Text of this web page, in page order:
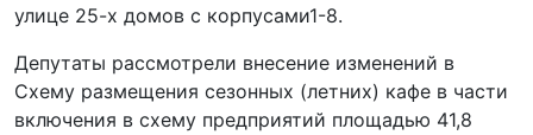
улице 25-х домов с корпусами1-8.
Депутаты рассмотрели внесение изменений в
Схему размещения сезонных (летних) кафе в части
включения в схему предприятий площадью 41,8